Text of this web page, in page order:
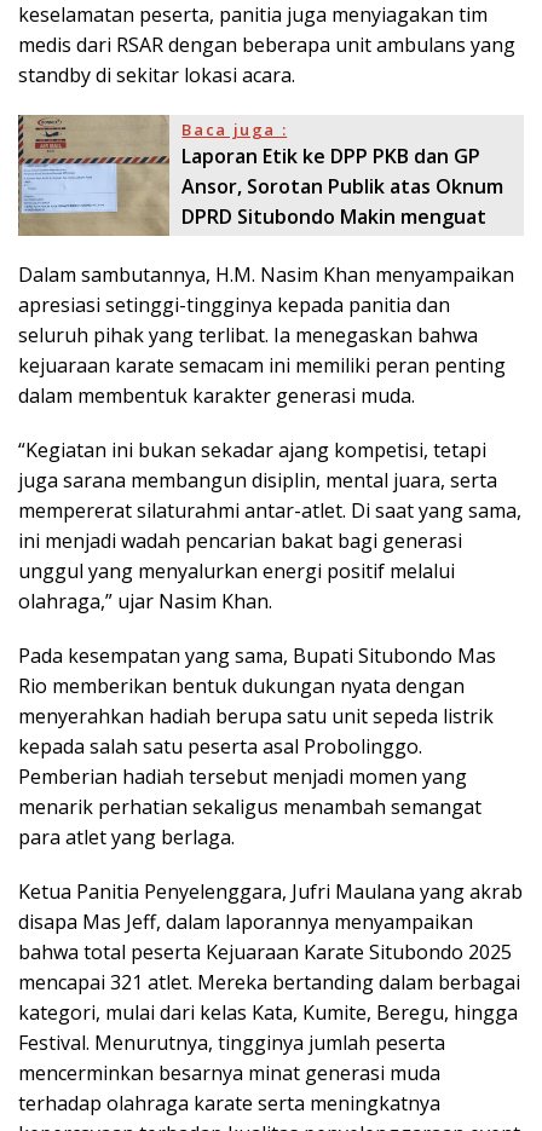
keselamatan peserta, panitia juga menyiagakan tim
medis dari RSAR dengan beberapa unit ambulans yang
standby di sekitar lokasi acara.
Baca juga :
Laporan Etik ke DPP PKB dan GP
Ansor, Sorotan Publik atas Oknum
DPRD Situbondo Makin menguat
Dalam sambutannya, H.M. Nasim Khan menyampaikan
apresiasi setinggi-tingginya kepada panitia dan
seluruh pihak yang terlibat. Ia menegaskan bahwa
kejuaraan karate semacam ini memiliki peran penting
dalam membentuk karakter generasi muda.
“Kegiatan ini bukan sekadar ajang kompetisi, tetapi
juga sarana membangun disiplin, mental juara, serta
mempererat silaturahmi antar-atlet. Di saat yang sama,
ini menjadi wadah pencarian bakat bagi generasi
unggul yang menyalurkan energi positif melalui
olahraga,” ujar Nasim Khan.
Pada kesempatan yang sama, Bupati Situbondo Mas
Rio memberikan bentuk dukungan nyata dengan
menyerahkan hadiah berupa satu unit sepeda listrik
kepada salah satu peserta asal Probolinggo.
Pemberian hadiah tersebut menjadi momen yang
menarik perhatian sekaligus menambah semangat
para atlet yang berlaga.
Ketua Panitia Penyelenggara, Jufri Maulana yang akrab
disapa Mas Jeff, dalam laporannya menyampaikan
bahwa total peserta Kejuaraan Karate Situbondo 2025
mencapai 321 atlet. Mereka bertanding dalam berbagai
kategori, mulai dari kelas Kata, Kumite, Beregu, hingga
Festival. Menurutnya, tingginya jumlah peserta
mencerminkan besarnya minat generasi muda
terhadap olahraga karate serta meningkatnya